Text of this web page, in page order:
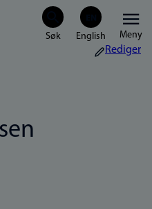
Meny
Rediger